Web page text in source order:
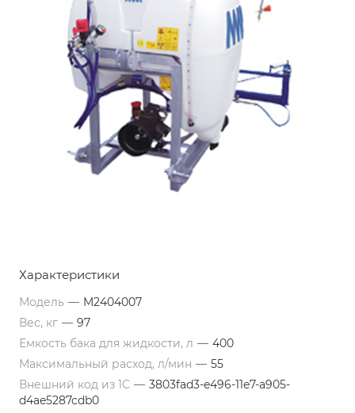
Характеристики
Модель — M2404007
Вес, кг — 97
Емкость бака для жидкости, л — 400
Максимальный расход, л/мин — 55
Внешний код из 1С — 3803fad3-e496-11e7-a905-
d4ae5287cdb0